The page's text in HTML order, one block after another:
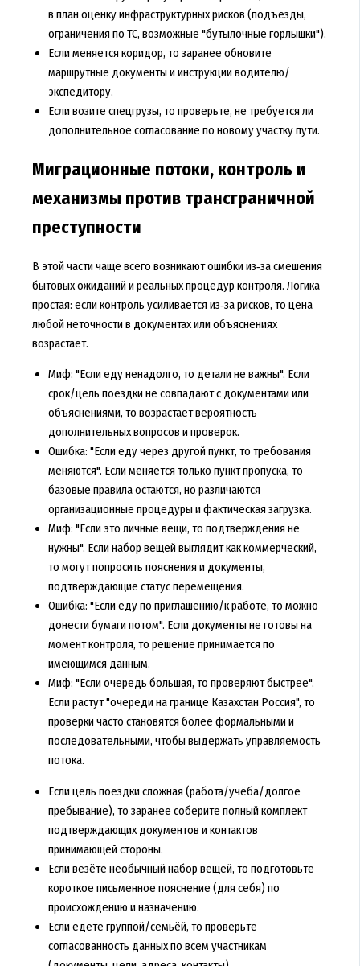
в план оценку инфраструктурных рисков (подъезды,
ограничения по ТС, возможные "бутылочные горлышки").
Если меняется коридор, то заранее обновите
маршрутные документы и инструкции водителю/
экспедитору.
Если возите спецгрузы, то проверьте, не требуется ли
дополнительное согласование по новому участку пути.
Миграционные потоки, контроль и
механизмы против трансграничной
преступности
В этой части чаще всего возникают ошибки из‑за смешения
бытовых ожиданий и реальных процедур контроля. Логика
простая: если контроль усиливается из‑за рисков, то цена
любой неточности в документах или объяснениях
возрастает.
Миф: "Если еду ненадолго, то детали не важны". Если
срок/цель поездки не совпадают с документами или
объяснениями, то возрастает вероятность
дополнительных вопросов и проверок.
Ошибка: "Если еду через другой пункт, то требования
меняются". Если меняется только пункт пропуска, то
базовые правила остаются, но различаются
организационные процедуры и фактическая загрузка.
Миф: "Если это личные вещи, то подтверждения не
нужны". Если набор вещей выглядит как коммерческий,
то могут попросить пояснения и документы,
подтверждающие статус перемещения.
Ошибка: "Если еду по приглашению/к работе, то можно
донести бумаги потом". Если документы не готовы на
момент контроля, то решение принимается по
имеющимся данным.
Миф: "Если очередь большая, то проверяют быстрее".
Если растут "очереди на границе Казахстан Россия", то
проверки часто становятся более формальными и
последовательными, чтобы выдержать управляемость
потока.
Если цель поездки сложная (работа/учёба/долгое
пребывание), то заранее соберите полный комплект
подтверждающих документов и контактов
принимающей стороны.
Если везёте необычный набор вещей, то подготовьте
короткое письменное пояснение (для себя) по
происхождению и назначению.
Если едете группой/семьёй, то проверьте
согласованность данных по всем участникам